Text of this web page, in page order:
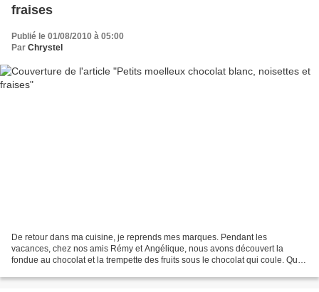
fraises
Publié le 01/08/2010 à 05:00
Par Chrystel
De retour dans ma cuisine, je reprends mes marques. Pendant les
vacances, chez nos amis Rémy et Angélique, nous avons découvert la
fondue au chocolat et la trempette des fruits sous le chocolat qui coule. Quel